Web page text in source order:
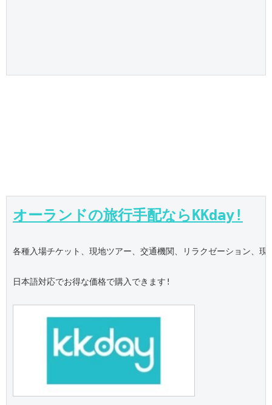
オーランドの旅行手配ならKKday!
各種入場チケット、現地ツアー、交通機関、リラクゼーション、現
日本語対応でお得な価格で購入できます!